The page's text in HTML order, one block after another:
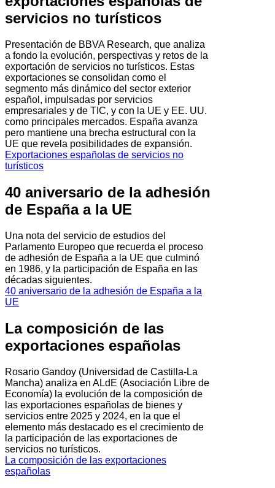
servicios no turísticos
Presentación de BBVA Research, que analiza
a fondo la evolución, perspectivas y retos de la
exportación de servicios no turísticos. Estas
exportaciones se consolidan como el
segmento más dinámico del sector exterior
español, impulsadas por servicios
empresariales y de TIC, y con la UE y EE. UU.
como principales mercados. España avanza
pero mantiene una brecha estructural con la
UE que revela posibilidades de expansión.
Exportaciones españolas de servicios no
turísticos
40 aniversario de la adhesión
de España a la UE
Una nota del servicio de estudios del
Parlamento Europeo que recuerda el proceso
de adhesión de España a la UE que culminó
en 1986, y la participación de España en las
décadas siguientes.
40 aniversario de la adhesión de España a la
UE
La composición de las
exportaciones españolas
Rosario Gandoy (Universidad de Castilla-La
Mancha) analiza en ALdE (Asociación Libre de
Economía) la evolución de la composición de
las exportaciones españolas de bienes y
servicios entre 2025 y 2024, en la que el
elemento más destacado es el crecimiento de
la participación de las exportaciones de
servicios no turísticos.
La composición de las exportaciones
españolas